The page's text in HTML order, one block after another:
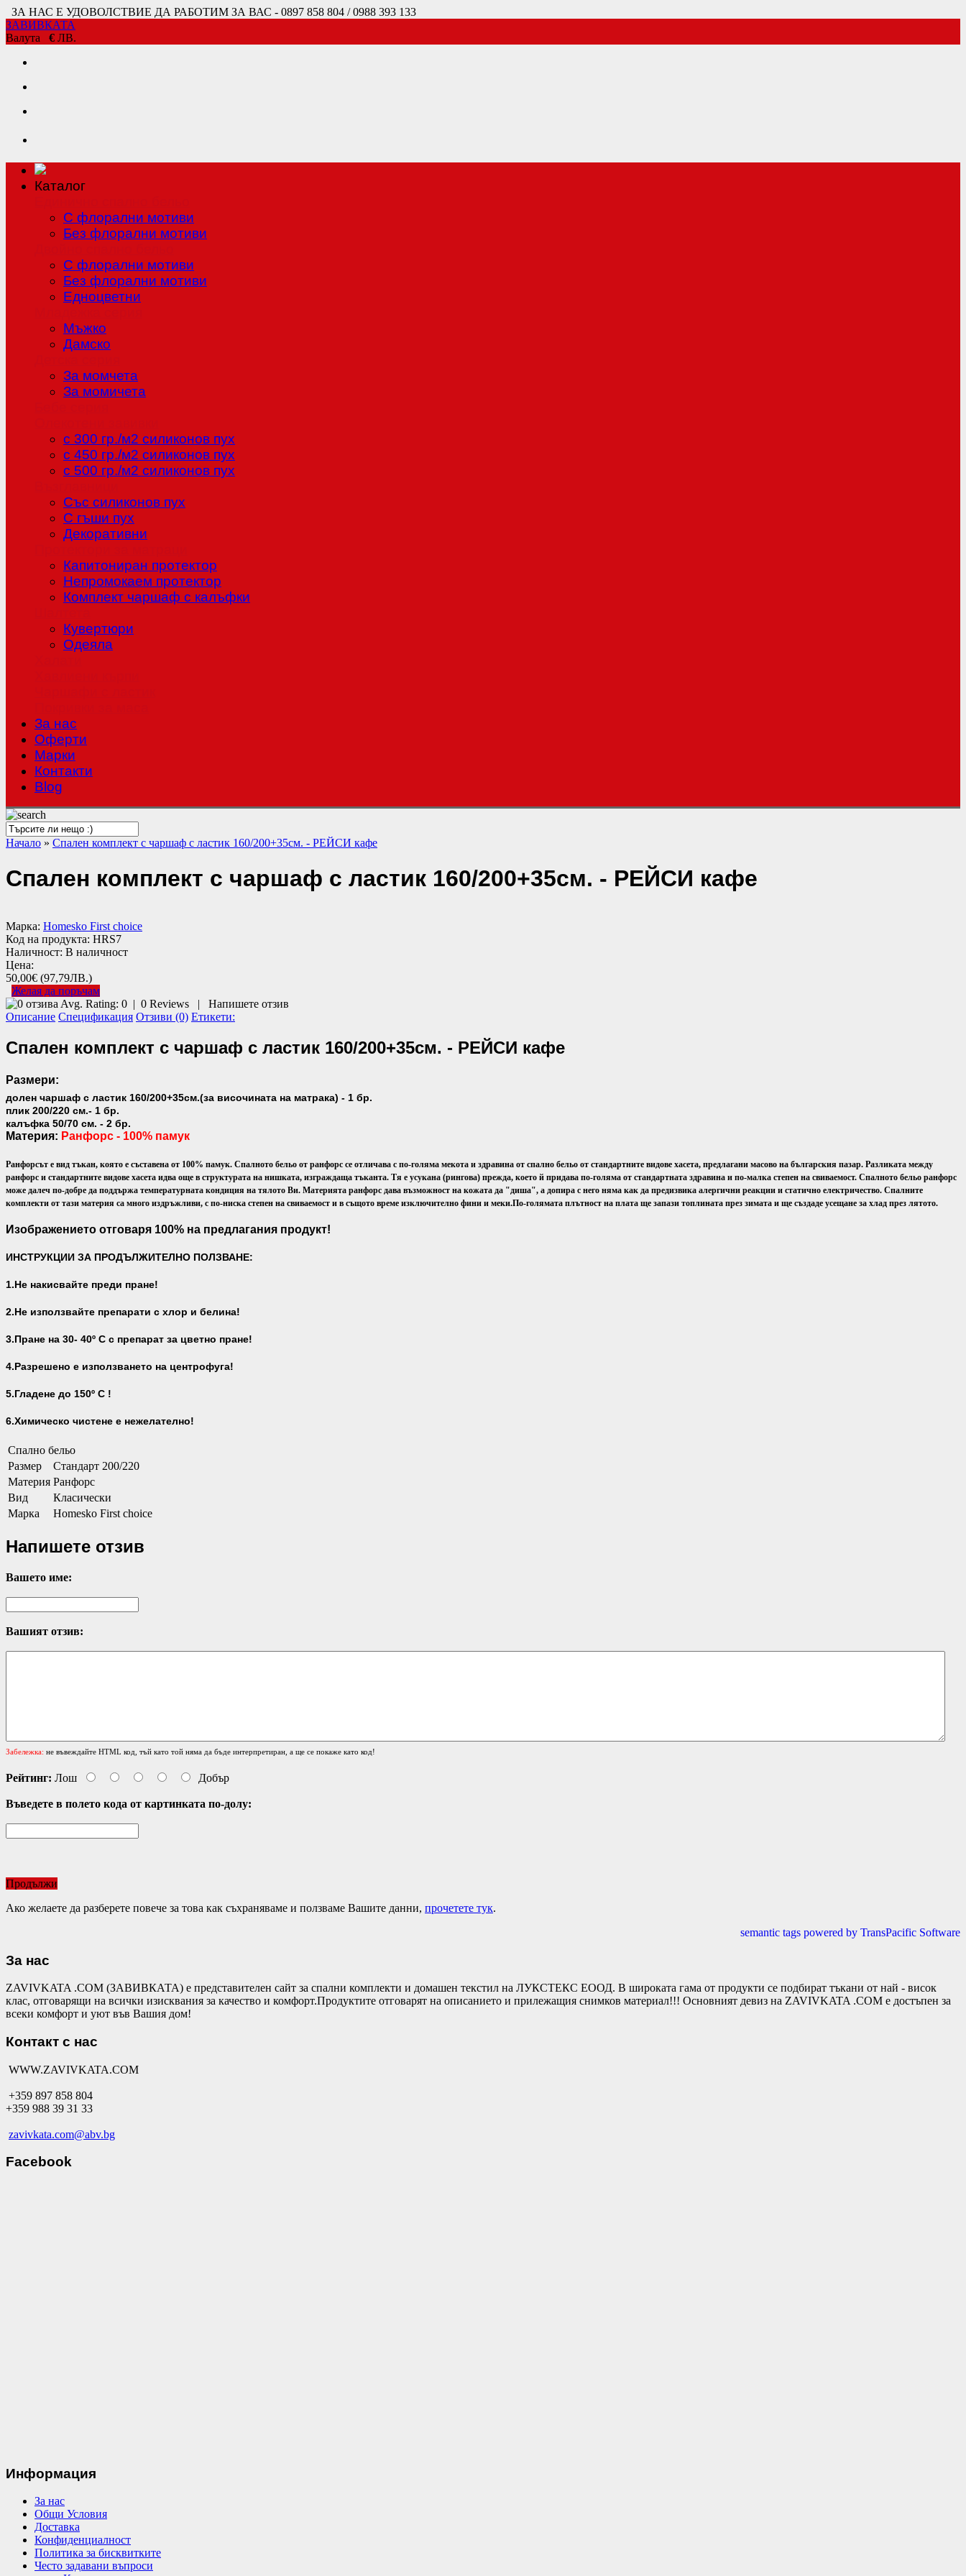
ЗА НАС Е УДОВОЛСТВИЕ ДА РАБОТИМ ЗА ВАС - 0897 858 804 / 0988 393 133
ЗАВИВКАТА
Валута € ЛВ.
Каталог
С флорални мотиви
Без флорални мотиви
С флорални мотиви
Без флорални мотиви
Едноцветни
Мъжко
Дамско
За момчета
За момичета
с 300 гр./м2 силиконов пух
с 450 гр./м2 силиконов пух
с 500 гр./м2 силиконов пух
Със силиконов пух
С гъши пух
Декоративни
Капитониран протектор
Непромокаем протектор
Комплект чаршаф с калъфки
Кувертюри
Одеяла
За нас
Оферти
Mарки
Контакти
Blog
Начало » Спален комплект с чаршаф с ластик 160/200+35см. - РЕЙСИ кафе
Спален комплект с чаршаф с ластик 160/200+35см. - РЕЙСИ кафе
Марка: Homesko First choice
Код на продукта: HRS7
Наличност: В наличност
Цена:
50,00€ (97,79ЛВ.)
Желая да поръчам
Avg. Rating: 0 | 0 Reviews | Напишете отзив
Описание Спецификация Отзиви (0) Етикети:
Спален комплект с чаршаф с ластик 160/200+35см. - РЕЙСИ кафе
Размери:
долен чаршаф с ластик 160/200+35см.(за височината на матрака) - 1 бр.
плик 200/220 см.- 1 бр.
калъфка 50/70 см. - 2 бр.
Материя: Ранфорс - 100% памук
Ранфорсът е вид тъкан, която е съставена от 100% памук. Спалното бельо от ранфорс се отличава с по-голяма мекота и здравина от спално бельо от стандартните видове хасета, предлагани масово на българския пазар. Разликата между
ранфорс и стандартните видове хасета идва още в структурата на нишката, изграждаща тъканта. Тя е усукана (рингова) прежда, което й придава по-голяма от стандартната здравина и по-малка степен на свиваемост. Спалното бельо ранфорс
може далеч по-добре да поддържа температурната кондиция на тялото Ви. Материята ранфорс дава възможност на кожата да "диша", а допира с него няма как да предизвика алергични реакции и статично електричество. Спалните
комплекти от тази материя са много издръжливи, с по-ниска степен на свиваемост и в същото време изключително фини и меки.По-голямата плътност на плата ще запази топлината през зимата и ще създаде усещане за хлад през лятото.
Изображението отговаря 100% на предлагания продукт!
ИНСТРУКЦИИ ЗА ПРОДЪЛЖИТЕЛНО ПОЛЗВАНЕ:
1.Не накисвайте преди пране!
2.Не използвайте препарати с хлор и белина!
3.Пране на 30- 40º С с препарат за цветно пране!
4.Разрешено е използването на центрофуга!
5.Гладене до 150º С !
6.Химическо чистене е нежелателно!
Спално бельо
Размер
Стандарт 200/220
Материя Ранфорс
Вид
Класически
Марка
Homesko First choice
Напишете отзив
Вашето име:
Вашият отзив:
Забележка: не въвеждайте HTML код, тъй като той няма да бъде интерпретиран, а ще се покаже като код!
Рейтинг: Лош Добър
Въведете в полето кода от картинката по-долу:
Продължи
Ако желаете да разберете повече за това как съхраняваме и ползваме Вашите данни, прочетете тук.
semantic tags powered by TransPacific Software
За нас
ZAVIVKATA .COM (ЗАВИВКАТА) е представителен сайт за спални комплекти и домашен текстил на ЛУКСТЕКС ЕООД. В широката гама от продукти се подбират тъкани от най - висок
клас, отговарящи на всички изисквания за качество и комфорт.Продуктите отговарят на описанието и прилежащия снимков материал!!! Основният девиз на ZAVIVKATA .COM е достъпен за
всеки комфорт и уют във Вашия дом!
Контакт с нас
WWW.ZAVIVKATA.COM
+359 897 858 804
+359 988 39 31 33
zavivkata.com@abv.bg
Facebook
Информация
За нас
Общи Условия
Доставка
Конфиденциалност
Политика за бисквитките
Често задавани въпроси